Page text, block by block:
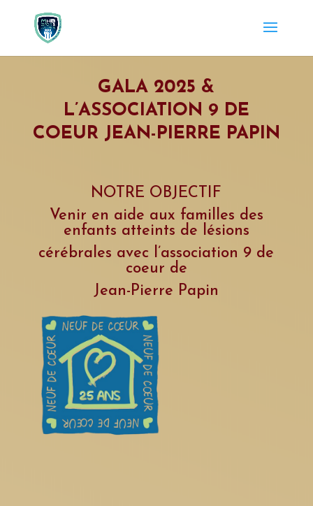
GALA 2025 &
L’ASSOCIATION 9 DE
COEUR JEAN-PIERRE PAPIN
NOTRE OBJECTIF
Venir en aide aux familles des
enfants atteints de lésions
cérébrales avec l’association 9 de
coeur de
Jean-Pierre Papin